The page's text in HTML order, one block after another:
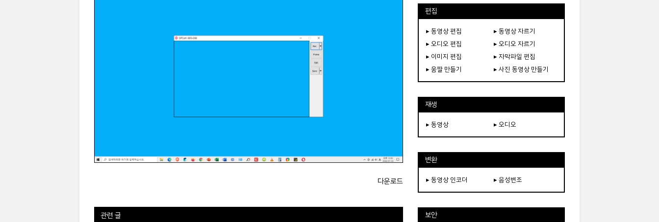
다운로드
관련 글
편집
▸ 동영상 편집
▸ 동영상 자르기
▸ 오디오 편집
▸ 오디오 자르기
▸ 이미지 편집
▸ 자막파일 편집
▸ 움짤 만들기
▸ 사진 동영상 만들기
재생
▸ 동영상 ▸ 오디오
변환
▸ 동영상 인코더 ▸ 음성변조
보안